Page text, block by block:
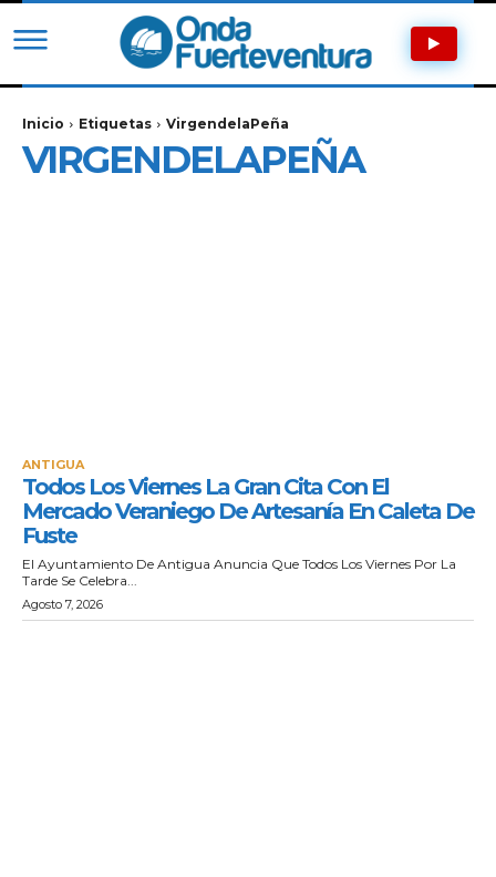
Inicio Etiquetas VirgendelaPeña
VIRGENDELAPEÑA
ANTIGUA
Todos Los Viernes La Gran Cita Con El
Mercado Veraniego De Artesanía En Caleta De
Fuste
El Ayuntamiento De Antigua Anuncia Que Todos Los Viernes Por La
Tarde Se Celebra...
Agosto 7, 2026